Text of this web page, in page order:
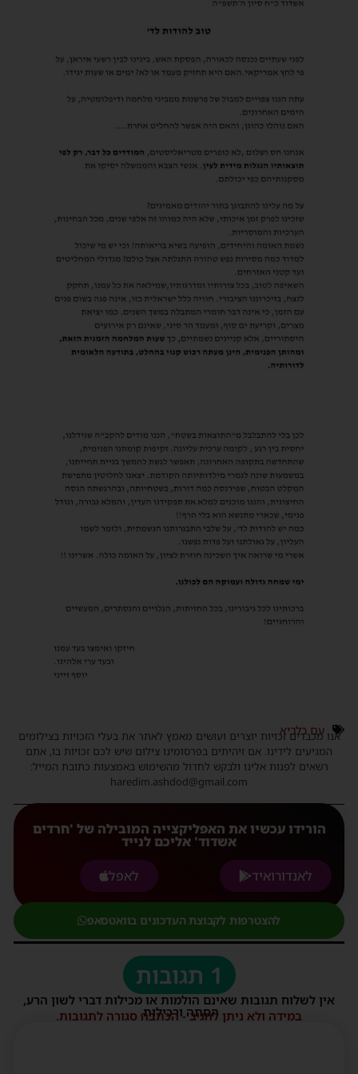
עם כלביא
אנו מכבדים זכויות יוצרים ועושים מאמץ לאתר את בעלי הזכויות בצילומים
המגיעים לידינו. אם זיהיתים בפרסומינו צילום שיש לכם זכויות בו, אתם
רשאים לפנות אלינו ולבקש לחדול מהשימוש באמצעות כתובת המייל:
haredim.ashdod@gmail.com
הורידו עכשיו את האפליקצייה המובילה של 'חרדים
אשדוד' אליכם לנייד
לאנדורואיד
לאפל
להצטרפות לקבוצת העדכונים בוואטסאפ
1 תגובות
אין לשלוח תגובות שאינם הולמות או מכילות דברי לשון הרע,
הסתה ורכילות.
במידה ולא ניתן להגיב - הכתבה סגורה לתגובות.